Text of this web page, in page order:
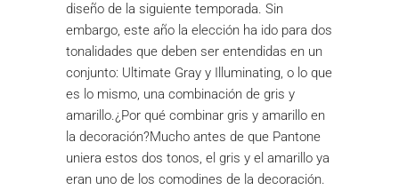
diseño de la siguiente temporada. Sin
embargo, este año la elección ha ido para dos
tonalidades que deben ser entendidas en un
conjunto: Ultimate Gray y Illuminating, o lo que
es lo mismo, una combinación de gris y
amarillo.¿Por qué combinar gris y amarillo en
la decoración?Mucho antes de que Pantone
uniera estos dos tonos, el gris y el amarillo ya
eran uno de los comodines de la decoración.